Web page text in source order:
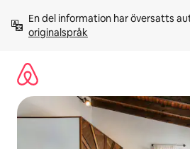
innehåll
En del information har översatts
originalspråk